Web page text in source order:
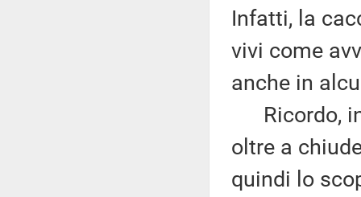
Infatti, la
vivi come
anche in
Ricordo,
oltre a
quindi lo